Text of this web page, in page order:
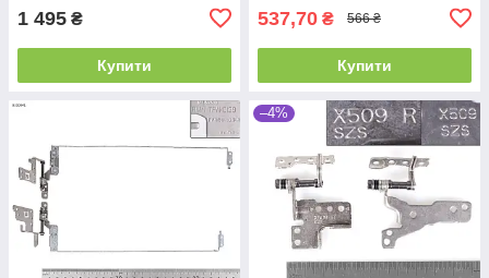
1 495 ₴
Купити
537,70 ₴ 566 ₴
Купити
–4%